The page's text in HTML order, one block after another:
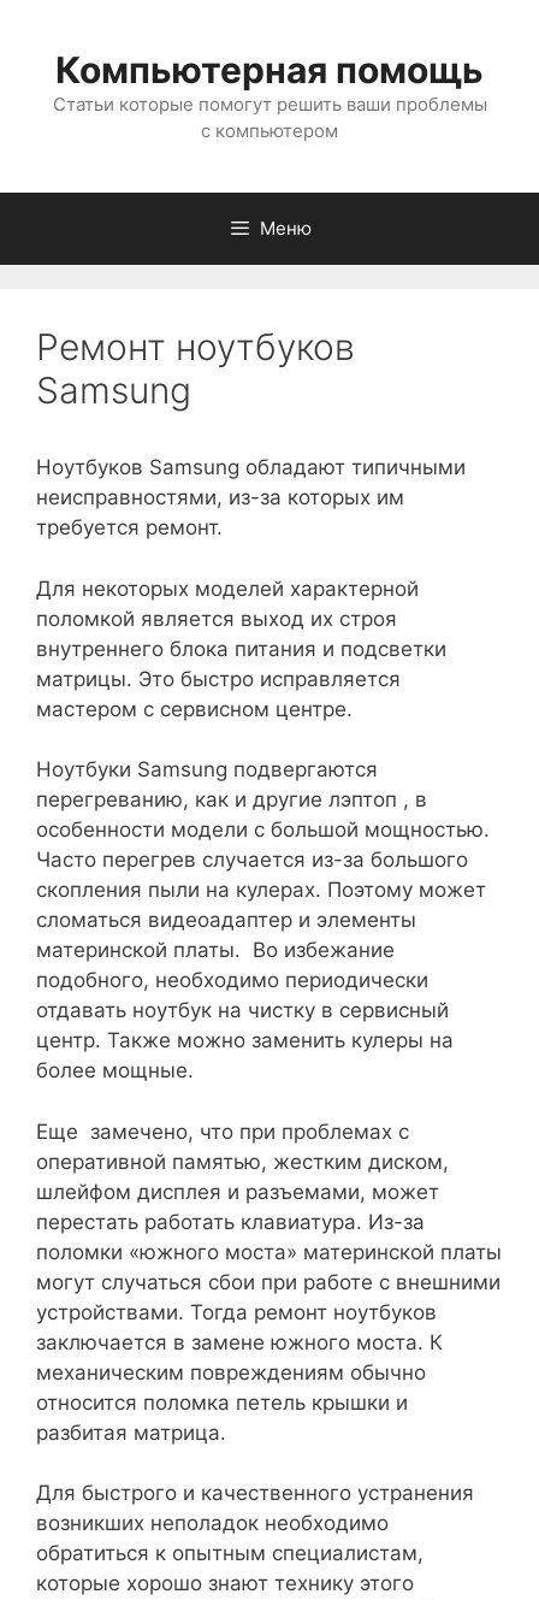
содержимому
Компьютерная помощь
Статьи которые помогут решить ваши проблемы
с компьютером
Меню
Ремонт ноутбуков
Samsung
Ноутбуков Samsung обладают типичными
неисправностями, из-за которых им
требуется ремонт.
Для некоторых моделей характерной
поломкой является выход их строя
внутреннего блока питания и подсветки
матрицы. Это быстро исправляется
мастером с сервисном центре.
Ноутбуки Samsung подвергаются
перегреванию, как и другие лэптоп , в
особенности модели с большой мощностью.
Часто перегрев случается из-за большого
скопления пыли на кулерах. Поэтому может
сломаться видеоадаптер и элементы
материнской платы. Во избежание
подобного, необходимо периодически
отдавать ноутбук на чистку в сервисный
центр. Также можно заменить кулеры на
более мощные.
Еще замечено, что при проблемах с
оперативной памятью, жестким диском,
шлейфом дисплея и разъемами, может
перестать работать клавиатура. Из-за
поломки «южного моста» материнской платы
могут случаться сбои при работе с внешними
устройствами. Тогда ремонт ноутбуков
заключается в замене южного моста. К
механическим повреждениям обычно
относится поломка петель крышки и
разбитая матрица.
Для быстрого и качественного устранения
возникших неполадок необходимо
обратиться к опытным специалистам,
которые хорошо знают технику этого